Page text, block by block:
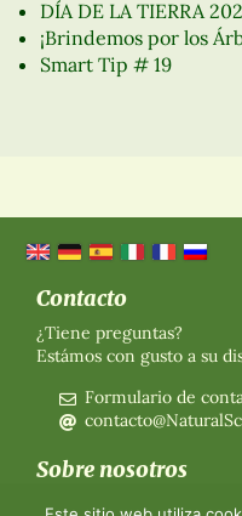
DÍA DE LA TIERRA
¡Brindemos por los
Smart Tip # 19
Contacto
¿Tiene preguntas?
Estámos con gusto a su
Formulario de
Sobre nosotros
Organización